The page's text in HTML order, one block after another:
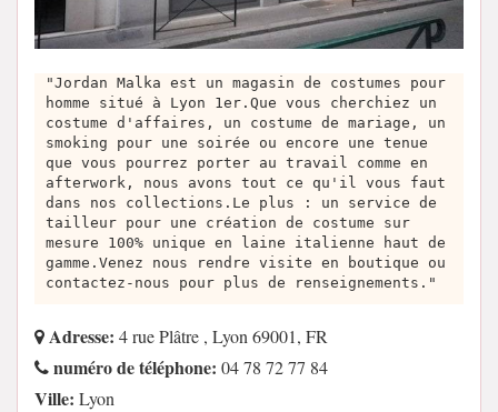
"Jordan Malka est un magasin de costumes pour
homme situé à Lyon 1er.Que vous cherchiez un
costume d'affaires, un costume de mariage, un
smoking pour une soirée ou encore une tenue
que vous pourrez porter au travail comme en
afterwork, nous avons tout ce qu'il vous faut
dans nos collections.Le plus : un service de
tailleur pour une création de costume sur
mesure 100% unique en laine italienne haut de
gamme.Venez nous rendre visite en boutique ou
contactez-nous pour plus de renseignements."
Adresse: 4 rue Plâtre , Lyon 69001, FR
numéro de téléphone: 04 78 72 77 84
Ville: Lyon